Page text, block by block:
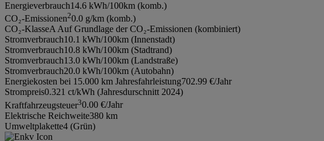
Energieverbrauch14.6 kWh/100km (komb.)
CO₂-Emissionen20.0 g/km (komb.)
CO₂-KlasseA Auf Grundlage der CO₂-Emissionen (kombiniert)
Stromverbrauch10.1 kWh/100km (Innenstadt)
Stromverbrauch10.8 kWh/100km (Stadtrand)
Stromverbrauch13.0 kWh/100km (Landstraße)
Stromverbrauch20.0 kWh/100km (Autobahn)
Energiekosten bei 15.000 km Jahresfahrleistung702.99 €/Jahr
Strompreis0.321 ct/kWh (Jahresdurschnitt 2024)
Kraftfahrzeugsteuer30.00 €/Jahr
Elektrische Reichweite380 km
Umweltplakette4 (Grün)